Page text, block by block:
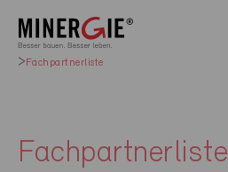
Fachpartnerliste
Fachpartnerliste